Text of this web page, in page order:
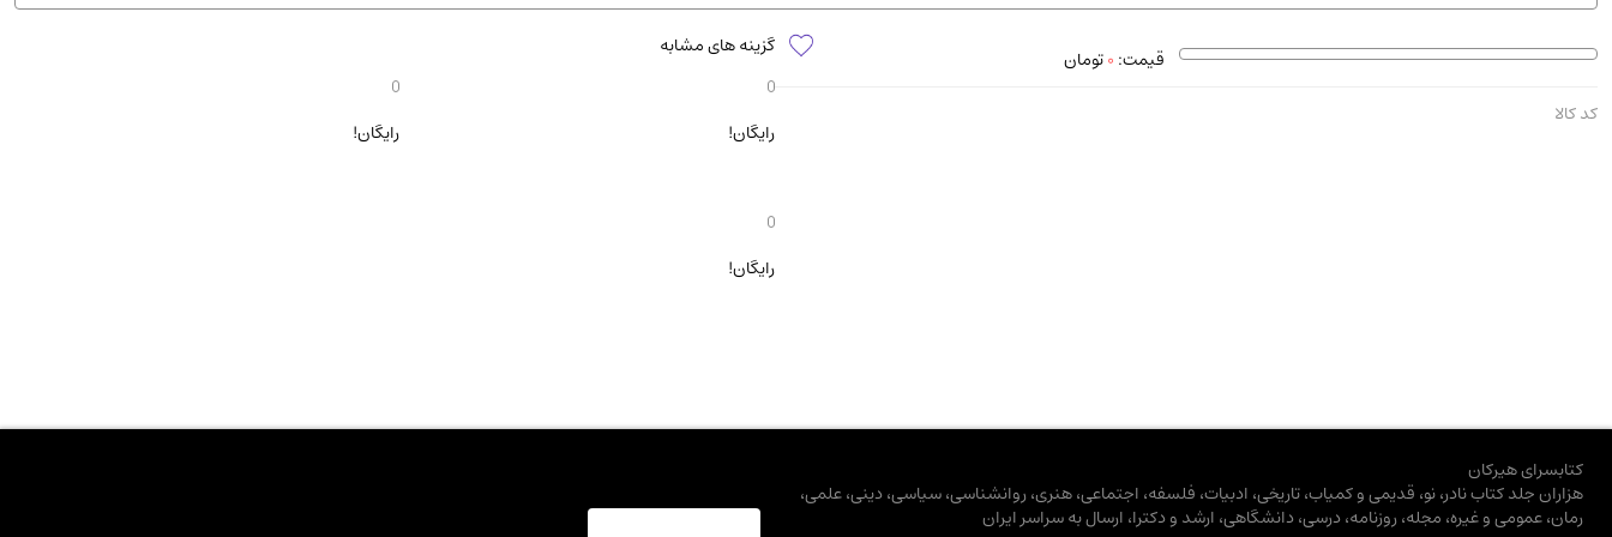
دانشگاه پیامـ نور(10) قیمت: 0تومان
کد کالا
گزینه های مشابه
رایگان! رایگان!
رایگان!
کتابسرای هیرکان
هزاران جلد کتاب نادر، نو، قدیمی و کمیاب، تاریخی، ادبیات، فلسفه، اجتماعی، هنری، روانشناسی، سیاسی، دینی، علمی،
رمان، عمومی و غیره، مجله، روزنامه، درسی، دانشگاهی، ارشد و دکترا، ارسال به سراسر ایران